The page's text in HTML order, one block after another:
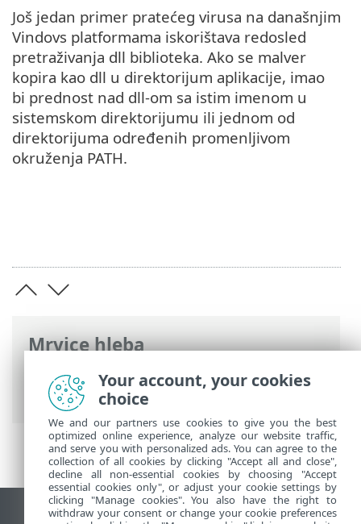
Mrvice hleba
ESET pomoć na mreži>ESET Glossary>
Otkrivene stavke >
> Virusi pratioci
Još jedan primer pratećeg virusa na današnjim
Vindovs platformama iskorištava redosled
pretraživanja dll biblioteka. Ako se malver
kopira kao dll u direktorijum aplikacije, imao
bi prednost nad dll-om sa istim imenom u
sistemskom direktorijumu ili jednom od
direktorijuma određenih promenljivom
okruženja PATH.
Your account, your cookies
choice
We and our partners use cookies to give you the best
optimized online experience, analyze our website traffic,
and serve you with personalized ads. You can agree to the
collection of all cookies by clicking "Accept all and close",
decline all non-essential cookies by choosing "Accept
essential cookies only", or adjust your cookie settings by
clicking "Manage cookies". You also have the right to
withdraw your consent or change your cookie preferences